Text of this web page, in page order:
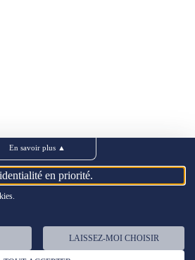
En savoir plus ▲
en priorité.
LAISSEZ-MOI CHOISIR